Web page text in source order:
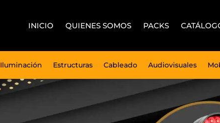
INICIO QUIENES SOMOS PACKS
Iluminación Estructuras Cableado Audiovisuales